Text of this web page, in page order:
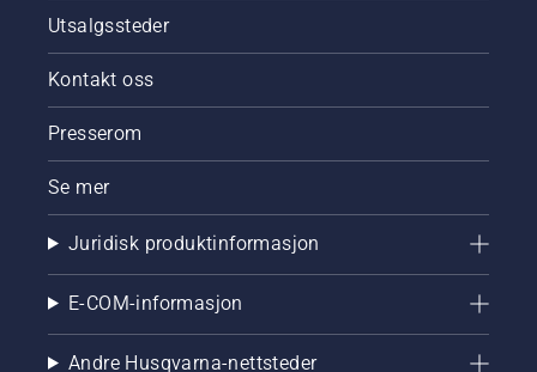
Utsalgssteder
Kontakt oss
Presserom
Se mer
Juridisk produktinformasjon
E-COM-informasjon
Andre Husqvarna-nettsteder